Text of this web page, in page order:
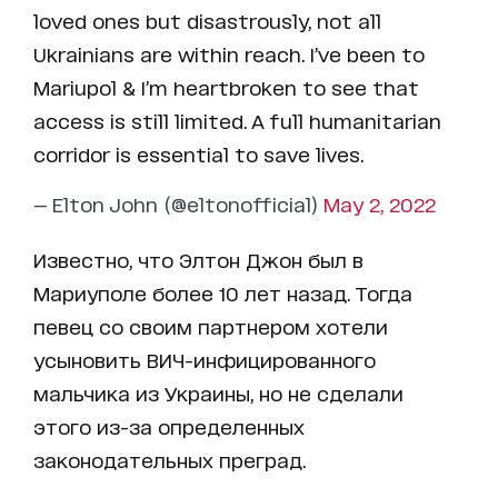
loved ones but disastrously, not all
Ukrainians are within reach. I’ve been to
Mariupol & I’m heartbroken to see that
access is still limited. A full humanitarian
corridor is essential to save lives.
— Elton John (@eltonofficial) May 2, 2022
Известно, что Элтон Джон был в
Мариуполе более 10 лет назад. Тогда
певец со своим партнером хотели
усыновить ВИЧ-инфицированного
мальчика из Украины, но не сделали
этого из-за определенных
законодательных преград.